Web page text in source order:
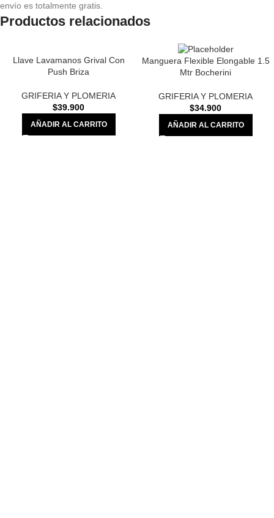
envío es totalmente gratis.
Productos relacionados
Llave Lavamanos Grival Con
Push Briza
GRIFERIA Y PLOMERIA
$39.900
AÑADIR AL CARRITO
Manguera Flexible Elongable 1.5
Mtr Bocherini
GRIFERIA Y PLOMERIA
$34.900
AÑADIR AL CARRITO